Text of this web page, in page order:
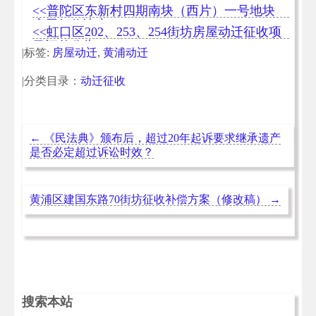
<<普陀区东新村四期南块（西片）一号地块
房屋征收决定
<<虹口区202、253、254街坊房屋动迁征收项
目评估公告
|标签: 房屋动迁, 黄浦动迁
|分类目录： 动迁征收
←
《民法典》颁布后，超过20年起诉要求继承遗产
是否必定超过诉讼时效？
黄浦区建国东路70街坊征收补偿方案（修改稿） →
搜索本站